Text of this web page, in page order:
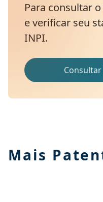
Para consultar
e verificar seu
INPI.
Mais